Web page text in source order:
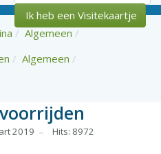
Ik heb een Visitekaartje
Algemeen
Algemeen
2019 Hits: 8972